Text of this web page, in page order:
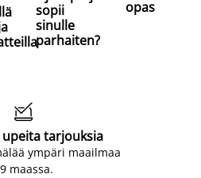
sopii
sinulle
parhaiten?
opas

tarjouksia
ympäri maailmaa
maassa.